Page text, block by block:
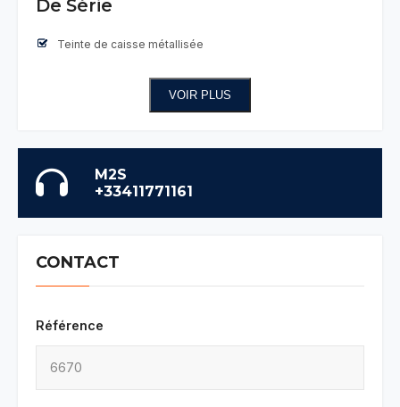
De Série
Teinte de caisse métallisée
VOIR PLUS
M2S
+33411771161
CONTACT
Référence